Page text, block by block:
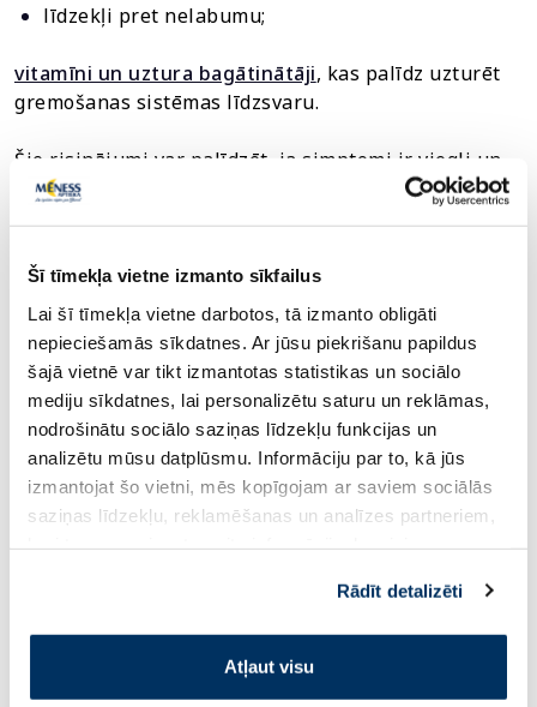
Šī tīmekļa vietne izmanto sīkfailus
Lai šī tīmekļa vietne darbotos, tā izmanto obligāti
nepieciešamās sīkdatnes. Ar jūsu piekrišanu papildus
šajā vietnē var tikt izmantotas statistikas un sociālo
mediju sīkdatnes, lai personalizētu saturu un reklāmas,
nodrošinātu sociālo saziņas līdzekļu funkcijas un
analizētu mūsu datplūsmu. Informāciju par to, kā jūs
izmantojat šo vietni, mēs kopīgojam ar saviem sociālās
saziņas līdzekļu, reklamēšanas un analīzes partneriem,
pakalpojumus. Ja piekrītat šo papildu sīkdatņu
izmantošanai, lūdzu, atzīmējiet savu izvēli:
Rādīt detalizēti
Atļaut visu
līdzekļi pret nelabumu;
vitamīni un uztura bagātinātāji, kas palīdz uzturēt
gremošanas sistēmas līdzsvaru.
Šie risinājumi var palīdzēt, ja simptomi ir viegli un
īslaicīgi. B6 vitamīns ir īpaši pieminēts saistībā ar
hormonālām vai vielmaiņas izmaiņām. Ja neesi
pārliecināts, kuru izvēlēties, konsultējies ar
farmaceitu.
Kad slikta dūša var būt saistīta ar
nopietnāku problēmu?
Dažkārt slikta dūša var liecināt par nopietnākiem
veselības traucējumiem, piemēram, reflukss vai
būt arī citu orgānu - aknu, aizkuņģa dziedzera vai
žultspūšļa - darbības traucējumu pazīme.